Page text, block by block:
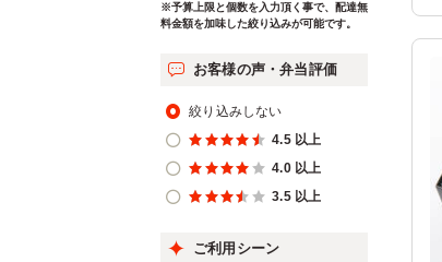
※予算上限と個数を入力頂く事で、配達無
料金額を加味した絞り込みが可能です。
お客様の声・弁当評価
絞り込みしない
4.5 以上
4.0 以上
3.5 以上
ご利用シーン